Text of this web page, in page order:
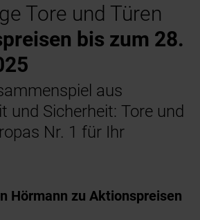
Tore und Türen
bis zum 28.
aus
und Sicherheit: Tore und
Nr. 1 für Ihr
Hörmann zu Aktionspreisen